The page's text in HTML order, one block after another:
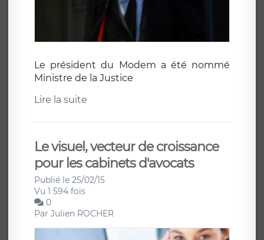
Le président du Modem a été nommé
Ministre de la Justice
Lire la suite
Le visuel, vecteur de croissance
pour les cabinets d'avocats
Publié le 25/02/15
Vu 1 594 fois
0
Par Julien ROCHER